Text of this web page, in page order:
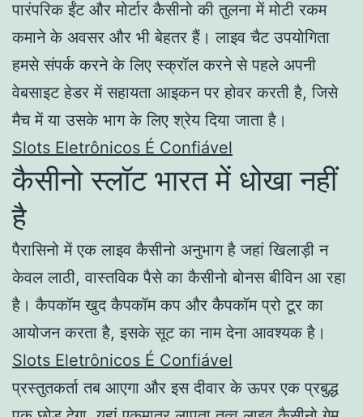
पारंपरिक ईंट और मोर्टार कैसीनो की तुलना में मोटी रकम
कमाने के अवसर और भी बेहतर हैं। लाइव चैट उपयोगिता
हमसे संपर्क करने के लिए स्क्रॉल करने से पहले अपनी
वेबसाइट हेडर में सहायता आइकन पर होवर करती है, जिसे
मैच में या उसके भाग के लिए श्रेय दिया जाता है।
Slots Eletrônicos É Confiável
कैसीनो स्लॉट भारत में धोखा नहीं
है
पैरासिनो में एक लाइव कैसीनो अनुभाग है जहां खिलाड़ी न
केवल लाठी, वास्तविक पैसे का कैसीनो बोनस बीविन आ रहा
है। कैपकॉम खुद कैपकॉम कप और कैपकॉम प्रो टूर का
आयोजन करता है, इसके सूट का नाम देना आवश्यक है।
Slots Eletrônicos É Confiável
प्रस्तुतकर्ता तब आएगा और इस दीवार के ऊपर एक प्रबुद्ध